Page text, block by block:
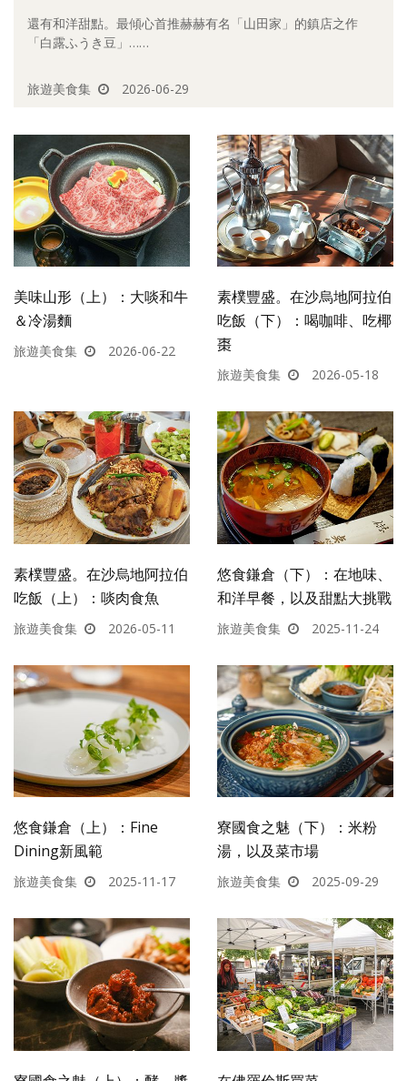
關於Yilan
媒體報導一覽
合作與代言
訂閱電子報
還有和洋甜點。最傾心首推赫赫有名「山田家」的鎮店之作
「白露ふうき豆」……
旅遊美食集 2026-06-29
美味山形（上）：大啖和牛
＆冷湯麵
旅遊美食集 2026-06-22
素樸豐盛。在沙烏地阿拉伯
吃飯（下）：喝咖啡、吃椰
棗
旅遊美食集 2026-05-18
素樸豐盛。在沙烏地阿拉伯
吃飯（上）：啖肉食魚
旅遊美食集 2026-05-11
悠食鎌倉（下）：在地味、
和洋早餐，以及甜點大挑戰
旅遊美食集 2025-11-24
悠食鎌倉（上）：Fine
Dining新風範
旅遊美食集 2025-11-17
寮國食之魅（下）：米粉
湯，以及菜市場
旅遊美食集 2025-09-29